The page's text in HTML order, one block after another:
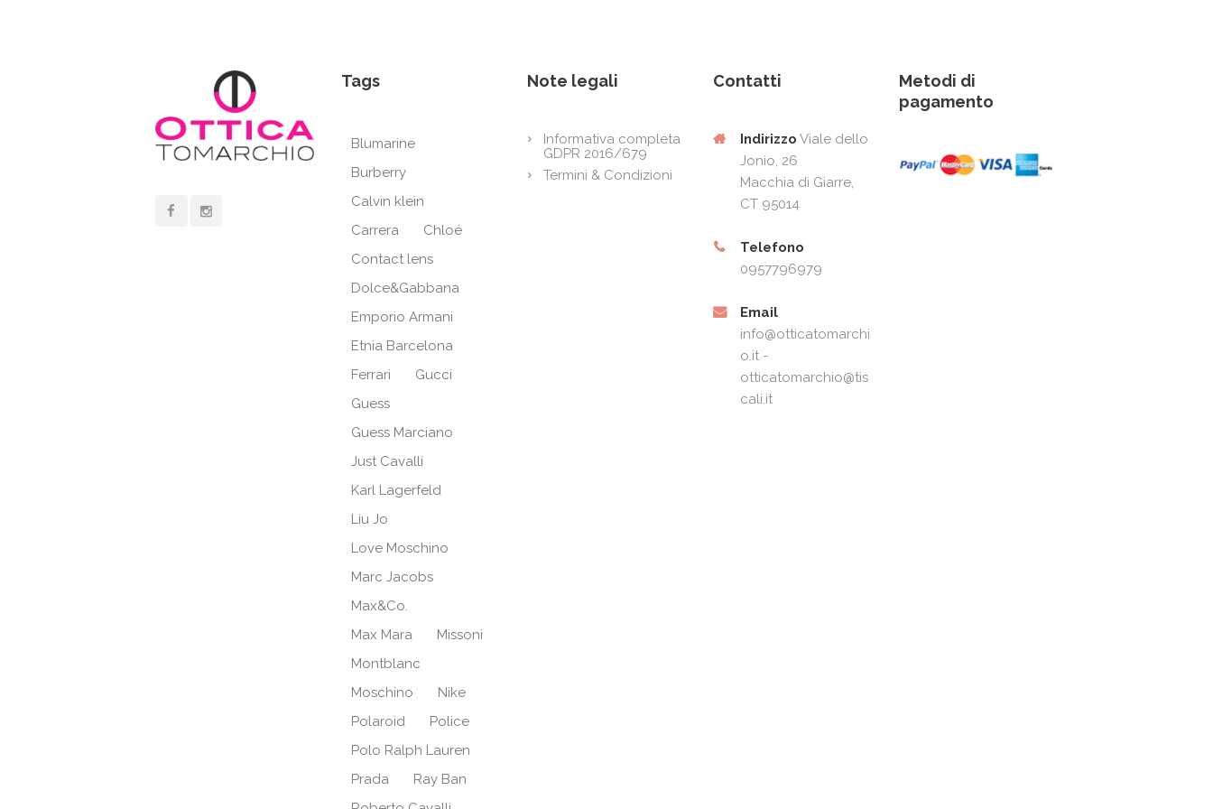
Tags
Blumarine
Burberry
Calvin klein
Carrera
Chloé
Contact lens
Dolce&Gabbana
Emporio Armani
Etnia Barcelona
Ferrari
Gucci
Guess
Guess Marciano
Just Cavalli
Karl Lagerfeld
Liu Jo
Love Moschino
Marc Jacobs
Max&Co.
Max Mara
Missoni
Montblanc
Moschino
Nike
Polaroid
Police
Polo Ralph Lauren
Prada
Ray Ban
Note legali
Informativa completa
GDPR 2016/679
Termini & Condizioni
Contatti
Indirizzo Viale dello
Jonio, 26
Macchia di Giarre,
CT 95014
Telefono
0957796979
Email
info@otticatomarchi
o.it -
otticatomarchio@tis
cali.it
Metodi di
pagamento